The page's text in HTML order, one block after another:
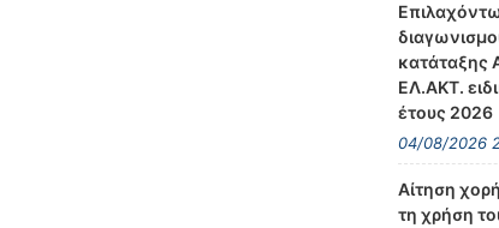
κατάταξης
ΕΛ.ΑΚΤ.
έτους 2026
04/08/2026
Αίτηση
τη χρήση